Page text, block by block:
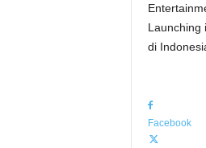
Launching
di
Facebook